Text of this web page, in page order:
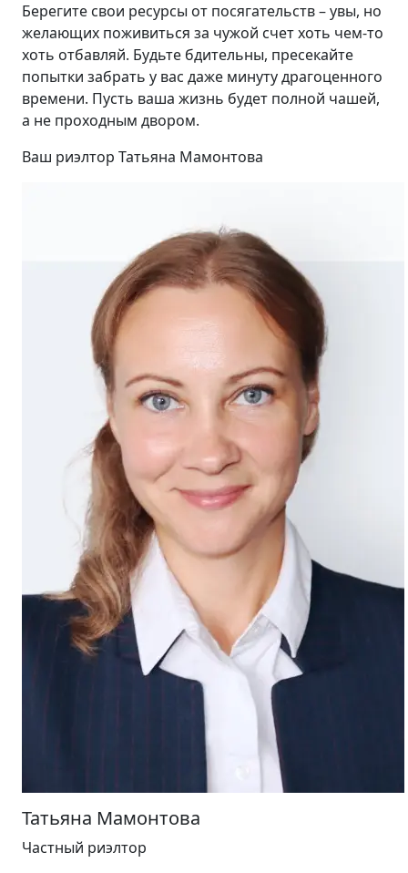
Берегите свои ресурсы от посягательств – увы, но
желающих поживиться за чужой счет хоть чем-то
хоть отбавляй. Будьте бдительны, пресекайте
попытки забрать у вас даже минуту драгоценного
времени. Пусть ваша жизнь будет полной чашей,
а не проходным двором.
Ваш риэлтор Татьяна Мамонтова
Татьяна Мамонтова
Частный риэлтор